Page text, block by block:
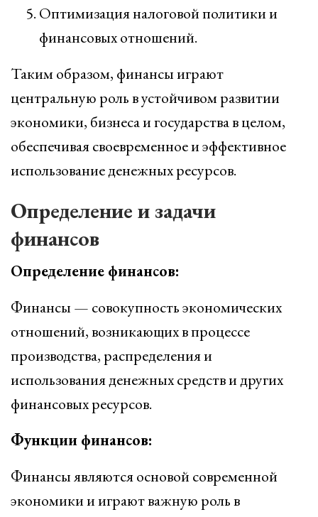
Оптимизация налоговой политики и
финансовых отношений.
Таким образом, финансы играют
центральную роль в устойчивом развитии
экономики, бизнеса и государства в целом,
обеспечивая своевременное и эффективное
использование денежных ресурсов.
Определение и задачи
финансов
Определение финансов:
Финансы — совокупность экономических
отношений, возникающих в процессе
производства, распределения и
использования денежных средств и других
финансовых ресурсов.
Функции финансов:
Финансы являются основой современной
экономики и играют важную роль в